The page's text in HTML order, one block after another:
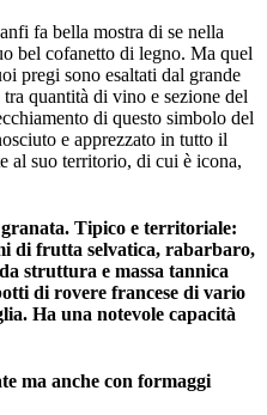
fa bella mostra di se nella
bel cofanetto di legno. Ma quel
pregi sono esaltati dal grande
quantità di vino e sezione del
di questo simbolo del
e apprezzato in tutto il
al suo territorio, di cui è icona,
Tipico e territoriale:
di frutta selvatica, rabarbaro,
struttura e massa tannica
di rovere francese di vario
Ha una notevole capacità
ma anche con formaggi